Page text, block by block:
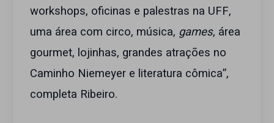
workshops, oficinas e palestras na UFF,
uma área com circo, música, games, área
gourmet, lojinhas, grandes atrações no
Caminho Niemeyer e literatura cômica”,
completa Ribeiro.